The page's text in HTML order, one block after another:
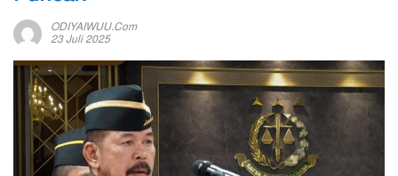
ODIYAIWUU.com
23 Juli 2025